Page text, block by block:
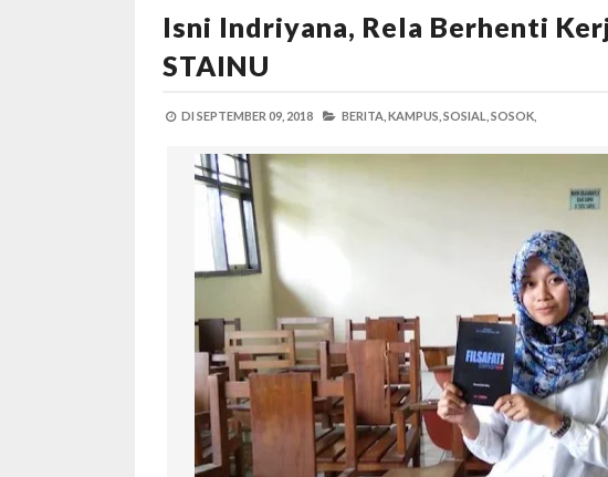
Isni Indriyana, Rela Berhenti
STAINU
DI SEPTEMBER 09, 2018 BERITA, KAMPUS, SOSIAL, SOSOK,